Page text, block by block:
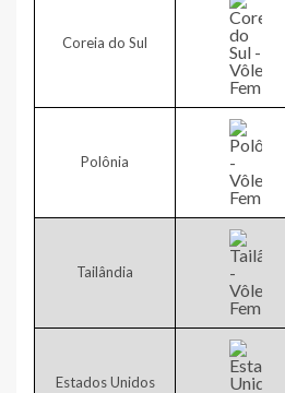
Coreia do Sul
Polônia
Tailândia
Estados Unidos